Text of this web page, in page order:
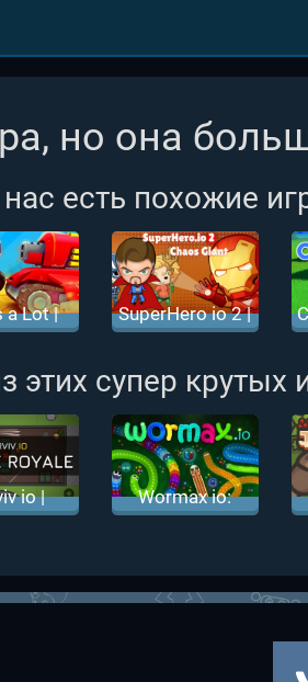
но она
есть похожие
a Lot |
SuperHero io 2 |
этих супер крутых
io |
Wormax io: